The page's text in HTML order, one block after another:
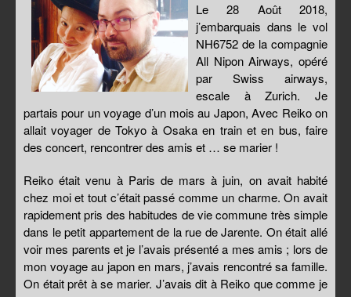
Le 28 Août 2018,
j’embarquais dans le vol
NH6752 de la compagnie
All Nipon Airways, opéré
par Swiss airways,
escale à Zurich. Je
partais pour un voyage d’un mois au Japon, Avec Reiko on
allait voyager de Tokyo à Osaka en train et en bus, faire
des concert, rencontrer des amis et … se marier !
Reiko était venu à Paris de mars à juin, on avait habité
chez moi et tout c’était passé comme un charme. On avait
rapidement pris des habitudes de vie commune très simple
dans le petit appartement de la rue de Jarente. On était allé
voir mes parents et je l’avais présenté a mes amis ; lors de
mon voyage au japon en mars, j’avais rencontré sa famille.
On était prêt à se marier. J’avais dit à Reiko que comme je